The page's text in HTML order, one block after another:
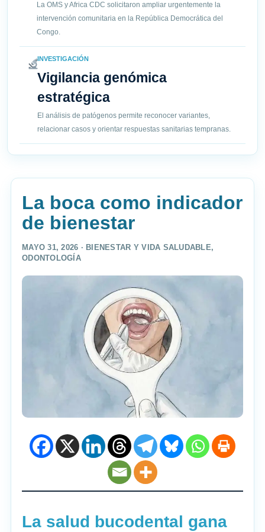
La OMS y Africa CDC solicitaron ampliar urgentemente la
intervención comunitaria en la República Democrática del
Congo.
INVESTIGACIÓN
Vigilancia genómica
estratégica
El análisis de patógenos permite reconocer variantes,
relacionar casos y orientar respuestas sanitarias tempranas.
La boca como indicador
de bienestar
MAYO 31, 2026 · BIENESTAR Y VIDA SALUDABLE,
ODONTOLOGÍA
La salud bucodental gana